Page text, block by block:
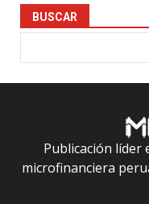
BUSCAR
Publicación líder
microfinanciera